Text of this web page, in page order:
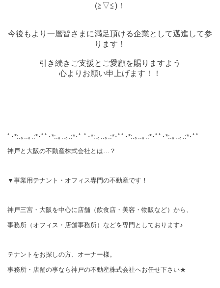
(≧▽≦)！
今後もより一層皆さまに満足頂ける企業として邁進して参
ります！
引き続きご支援とご愛顧を賜りますよう
心よりお願い申上げます！！
ﾟ･*:.｡..｡.:*･ﾟﾟ･*:.｡..｡.:*･ﾟ ﾟ･*:.｡..｡.:*･ﾟﾟ･*:.｡..｡.:*･ﾟﾟ･*:.｡..｡.:*･ﾟﾟ
神戸と大阪の不動産株式会社とは…？
▼事業用テナント・オフィス専門の不動産です！
神戸三宮・大阪を中心に店舗（飲食店・美容・物販など）から、
事務所（オフィス・店舗事務所）などを専門としております♪
テナントをお探しの方、オーナー様。
事務所・店舗の事なら神戸の不動産株式会社へお任せ下さい★